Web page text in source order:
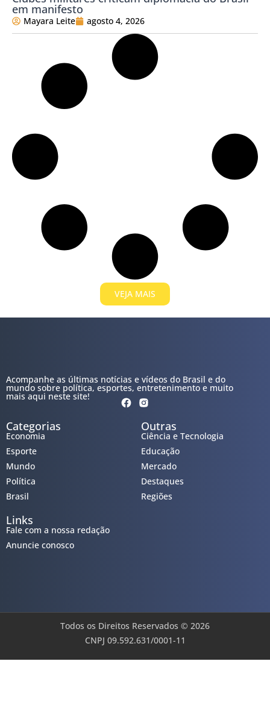
em manifesto
Mayara Leite agosto 4, 2026
VEJA MAIS
Acompanhe as últimas notícias e vídeos do Brasil e do
mundo sobre política, esportes, entretenimento e muito
mais aqui neste site!
Categorias
Economia
Esporte
Mundo
Política
Brasil
Outras
Ciência e Tecnologia
Educação
Mercado
Destaques
Regiões
Links
Fale com a nossa redação
Anuncie conosco
Todos os Direitos Reservados © 2026
CNPJ 09.592.631/0001-11